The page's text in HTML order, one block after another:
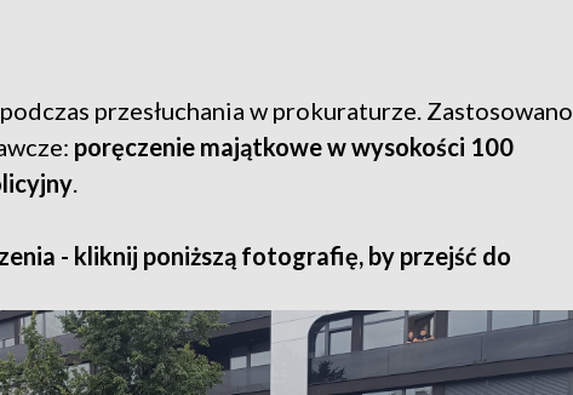
przesłuchania w prokuraturze. Zastosowano
poręczenie majątkowe w wysokości 100
- kliknij poniższą fotografię, by przejść do